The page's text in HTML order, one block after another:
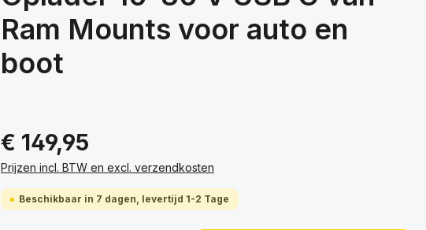
Ram Mounts voor auto en
boot
€ 149,95
Prijzen incl. BTW en excl. verzendkosten
Beschikbaar in 7 dagen, levertijd 1-2 Tage